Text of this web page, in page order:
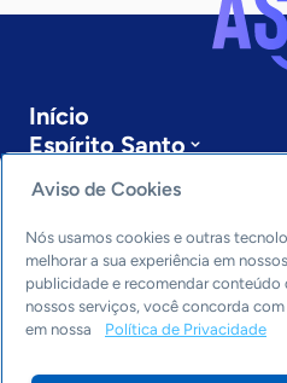
Início
Espírito Santo
Sobre a ASN
Últimas notícias
Entre em contato
Editorias
Economia & Política
Inovação & Tecnologia
Cultura empreendedora
Aviso de Cookies
Nós usamos cookies e outras
melhorar a sua experiência em
publicidade e recomendar conteúdo
nossos serviços, você concorda
em nossa
Política de Privacidade